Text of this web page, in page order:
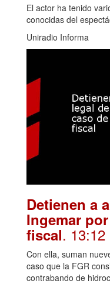
El actor ha tenido
conocidas del
Uniradio Informa
Detienen a
Ingemar
fiscal. 13:12
Con ella, suman
caso que la FGR
contrabando de